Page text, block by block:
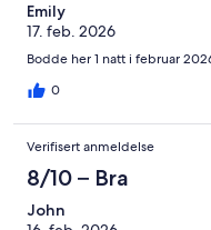
Emily
17. feb. 2026
Bodde her 1 natt i februar
0
Verifisert anmeldelse
8/10 – Bra
John